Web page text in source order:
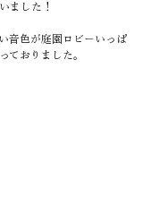
ました！
音色が庭園ロビーいっぱ
ておりました。